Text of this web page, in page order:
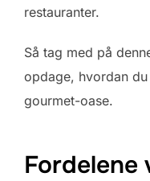
restauranter.
Så tag med på
opdage, hvordan
gourmet-oase.
Fordelene